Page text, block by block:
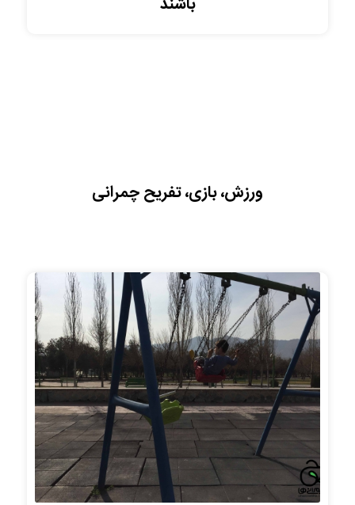
ورزش، بازی، تفریح چمرانی